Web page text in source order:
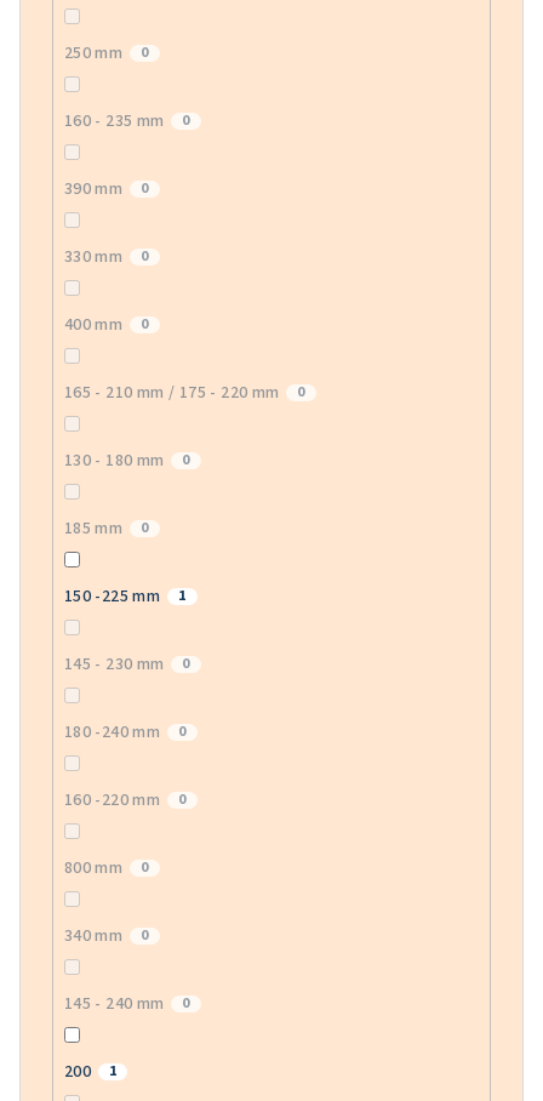
250 mm 0
160 - 235 mm 0
390 mm 0
330 mm 0
400 mm 0
165 - 210 mm / 175 - 220 mm 0
130 - 180 mm 0
185 mm 0
150 -225 mm 1
145 - 230 mm 0
180 -240 mm 0
160 -220 mm 0
800 mm 0
340 mm 0
145 - 240 mm 0
200 1